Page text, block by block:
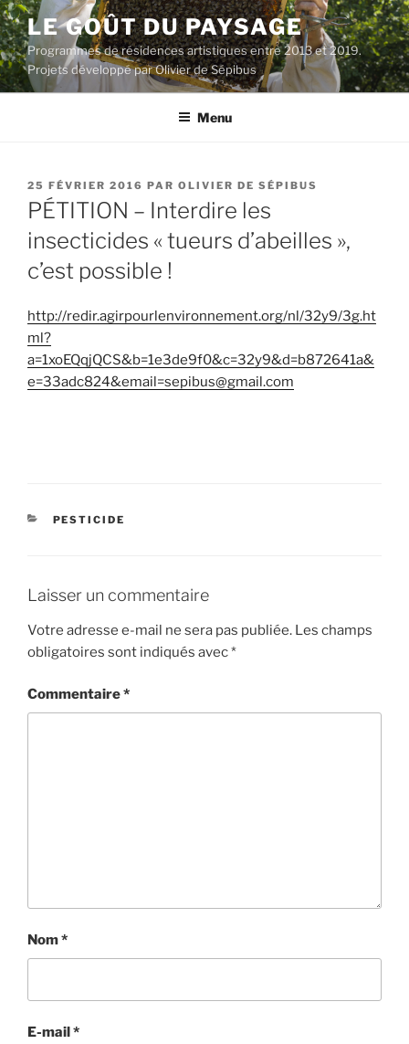
Aller
au
contenu
principal
LE GOÛT DU PAYSAGE
Programmes de résidences artistiques entre 2013 et 2019.
Projets développé par Olivier de Sépibus
Menu
PUBLIÉ
LE
25 FÉVRIER 2016 PAR OLIVIER DE SÉPIBUS
PÉTITION – Interdire les
insecticides « tueurs d’abeilles »,
c’est possible !
http://redir.agirpourlenvironnement.org/nl/32y9/3g.ht
ml?
a=1xoEQqjQCS&b=1e3de9f0&c=32y9&d=b872641a&
e=33adc824&email=sepibus@gmail.com
CATÉGORIES
PESTICIDE
Laisser un commentaire
Votre adresse e-mail ne sera pas publiée. Les champs
obligatoires sont indiqués avec*
Commentaire*
Nom*
E-mail*